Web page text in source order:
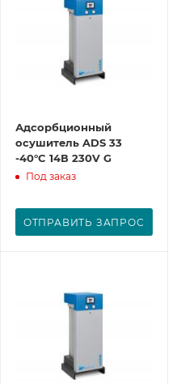
Адсорбционный
осушитель ADS 33
-40°C 14В 230V G
Под заказ
ОТПРАВИТЬ ЗАПРОС